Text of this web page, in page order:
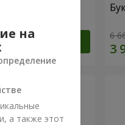
6
на
а также этот